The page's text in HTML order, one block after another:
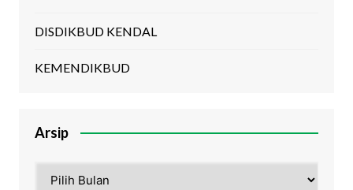
DISDIKBUD KENDAL
KEMENDIKBUD
Arsip